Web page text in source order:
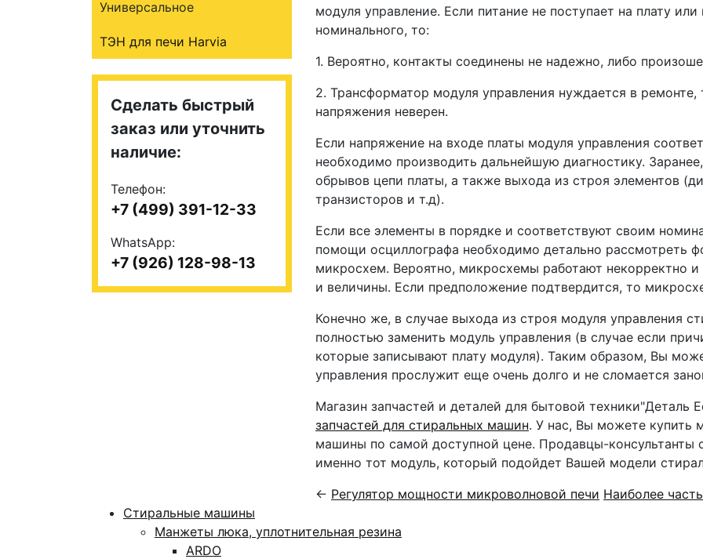
модуля управление. Если питание не поступает на плату
номинального, то:
1. Вероятно, контакты соединены не надежно, либо
2. Трансформатор модуля управления нуждается в
напряжения неверен.
Если напряжение на входе платы модуля управления
необходимо производить дальнейшую диагностику.
обрывов цепи платы, а также выхода из строя элементов
транзисторов и т.д).
Если все элементы в порядке и соответствуют своим
помощи осциллографа необходимо детально рассмотреть
микросхем. Вероятно, микросхемы работают некорректно
и величины. Если предположение подтвердится, то
Конечно же, в случае выхода из строя модуля управления
полностью заменить модуль управления (в случае если
которые записывают плату модуля). Таким образом, Вы
управления прослужит еще очень долго и не сломается
Магазин запчастей и деталей для бытовой техники"Деталь
запчастей для стиральных машин. У нас, Вы можете купить
машины по самой доступной цене. Продавцы-консультанты
именно тот модуль, который подойдет Вашей модели
← Регулятор мощности микроволновой печи Наиболее
Универсальное
ТЭН для печи Harvia
Сделать быстрый
заказ или уточнить
наличие:
Телефон:
+7 (499) 391-12-33
WhatsApp:
+7 (926) 128-98-13
Стиральные машины
Манжеты люка, уплотнительная резина
ARDO